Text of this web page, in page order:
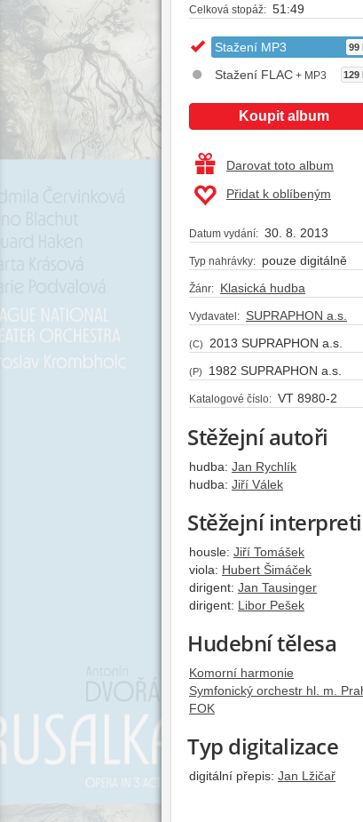
Celková stopáž: 51:49
Stažení MP3 99
Stažení FLAC + MP3 129
Koupit album
Darovat toto album
Přidat k oblíbeným
Datum vydání: 30. 8. 2013
Typ nahrávky: pouze digitálně
Žánr: Klasická hudba
Vydavatel: SUPRAPHON a.s.
(C) 2013 SUPRAPHON a.s.
(P) 1982 SUPRAPHON a.s.
Katalogové číslo: VT 8980-2
Stěžejní autoři
hudba: Jan Rychlík
hudba: Jiří Válek
Stěžejní interpreti
housle: Jiří Tomášek
viola: Hubert Šimáček
dirigent: Jan Tausinger
dirigent: Libor Pešek
Hudební tělesa
Komorní harmonie
Symfonický orchestr hl. m.
FOK
Typ digitalizace
digitální přepis: Jan Lžičař